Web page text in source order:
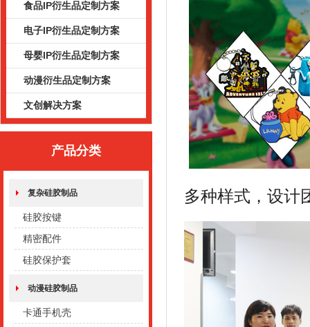
食品IP衍生品定制方案
电子IP衍生品定制方案
母婴IP衍生品定制方案
动漫衍生品定制方案
文创解决方案
产品分类
复杂硅胶制品
硅胶按键
精密配件
硅胶保护套
动漫硅胶制品
卡通手机壳
多种样式，设计